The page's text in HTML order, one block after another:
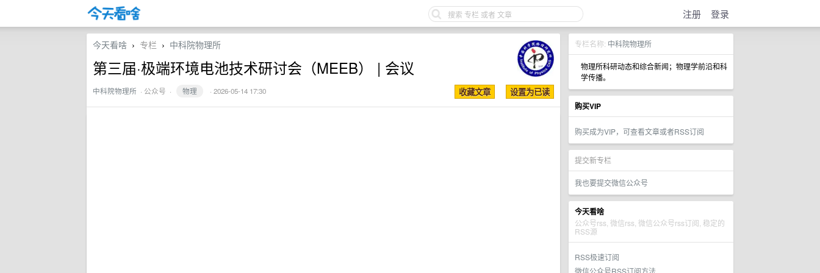
注册 登录
专栏名称: 中科院物理所
物理所科研动态和综合新闻；物理学前沿和科
学传播。
购买VIP
购买成为VIP，可查看文章或者RSS订阅
提交新专栏
我也要提交微信公众号
今天看啥
公众号rss, 微信rss, 微信公众号rss订阅, 稳定的
RSS源
RSS极速订阅
微信公众号RSS订阅方法
今天看啥 › 专栏 › 中科院物理所
第三届·极端环境电池技术研讨会（MEEB） | 会议
中科院物理所 · 公众号 · 物理 · 2026-05-14 17:30